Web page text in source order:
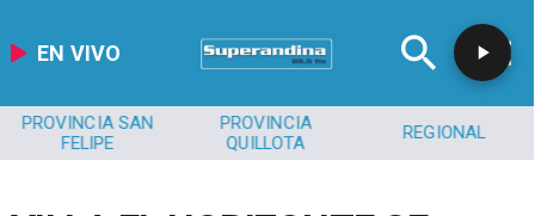
EN VIVO
PROVINCIA SAN
FELIPE
PROVINCIA
QUILLOTA
REGIONAL